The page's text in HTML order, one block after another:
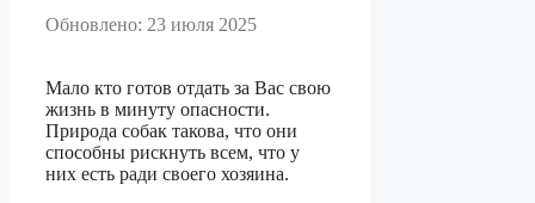
Обновлено: 23 июля 2025
Мало кто готов отдать за Вас свою
жизнь в минуту опасности.
Природа собак такова, что они
способны рискнуть всем, что у
них есть ради своего хозяина.